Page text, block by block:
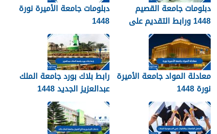
دبلومات جامعة القصيم
1448 ورابط التقديم على
دبلومات جامعة القصيم
qudcss.com
دبلومات جامعة الأميرة نورة
1448
معادلة المواد جامعة الأميرة
نورة 1448
رابط بلاك بورد جامعة الملك
عبدالعزيز الجديد 1448
blackboard kau